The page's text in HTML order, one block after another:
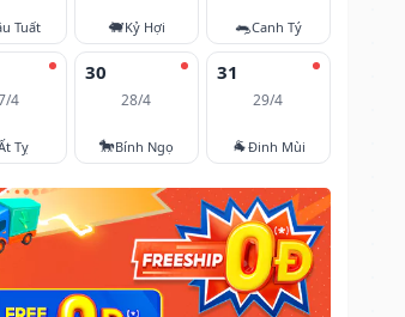
Tuất 🐖Kỷ Hợi 🐀Canh Tý
4
Tỵ
30
28/4
🐎Bính Ngọ
31
29/4
🐐Đinh Mùi